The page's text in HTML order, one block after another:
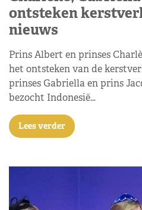
ontsteken
nieuws
Prins Albert en prinses
het ontsteken van de
prinses Gabriella en prins
bezocht Indonesië…
Lees verder